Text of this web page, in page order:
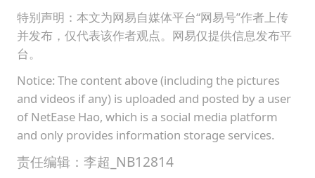
特别声明：本文为网易自媒体平台“网易号”作者上传
并发布，仅代表该作者观点。网易仅提供信息发布平
台。
Notice: The content above (including the pictures
and videos if any) is uploaded and posted by a user
of NetEase Hao, which is a social media platform
and only provides information storage services.
责任编辑：李超_NB12814